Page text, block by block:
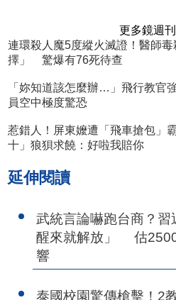
更多鏡週
連環殺人魔5度縱火滅證！醫師
擇」 驚爆有76死待查
「妳知道該怎麼辦…」飛行教
員空中極度驚恐
惹錯人！屏東嬤遭「飛車搶包
十」狼狽求饒：好啦我賠你
延伸閱讀
武統言論嚇跑台商？習
醒來就解放」 估
響
泰國校園驚傳槍擊！2